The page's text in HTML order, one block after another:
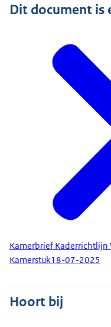
Dit document is
Kamerbrief Kaderrichtlijn
Kamerstuk18-07-2025
Hoort bij